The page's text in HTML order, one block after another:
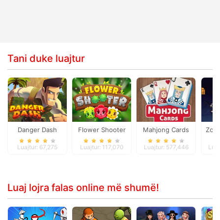
Tani duke luajtur
Danger Dash
Luajtur: 67,275
Flower Shooter
Luajtur: 117,070
Mahjong Cards
Luajtur: 577,446
Luaj lojra falas online më shumë!